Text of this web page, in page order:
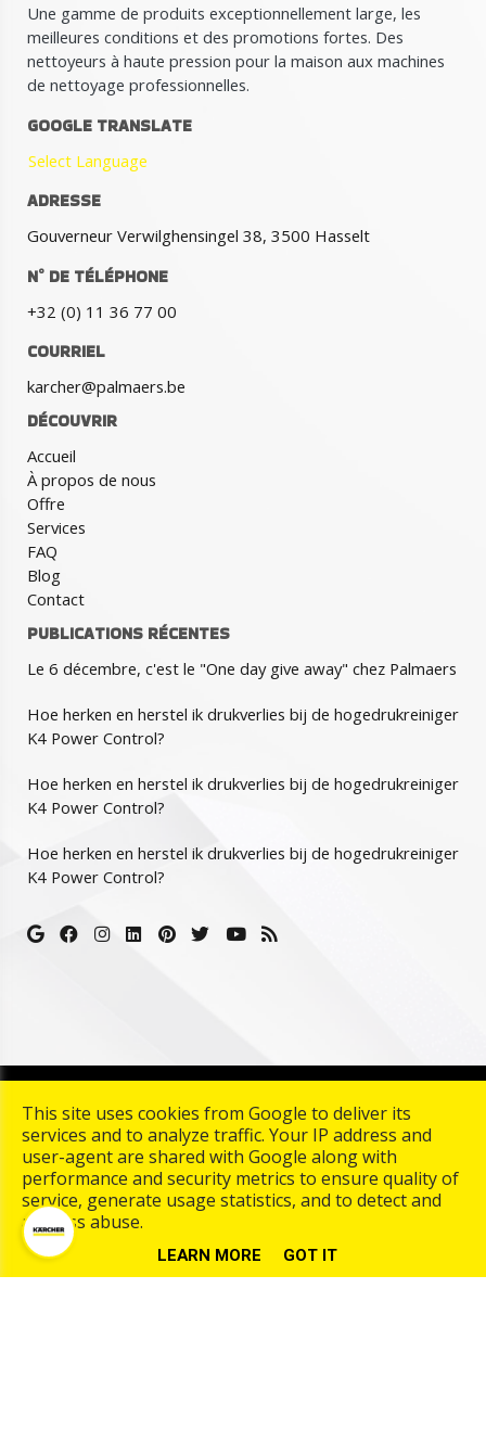
Une gamme de produits exceptionnellement large, les
meilleures conditions et des promotions fortes. Des
nettoyeurs à haute pression pour la maison aux machines
de nettoyage professionnelles.
GOOGLE TRANSLATE
Select Language
ADRESSE
Gouverneur Verwilghensingel 38, 3500 Hasselt
N° DE TÉLÉPHONE
+32 (0) 11 36 77 00
COURRIEL
karcher@palmaers.be
DÉCOUVRIR
Accueil
À propos de nous
Offre
Services
FAQ
Blog
Contact
PUBLICATIONS RÉCENTES
Le 6 décembre, c'est le "One day give away" chez Palmaers
Hoe herken en herstel ik drukverlies bij de hogedrukreiniger
K4 Power Control?
Hoe herken en herstel ik drukverlies bij de hogedrukreiniger
K4 Power Control?
Hoe herken en herstel ik drukverlies bij de hogedrukreiniger
K4 Power Control?
reserved. |Termes et conditions|Privacy & Cookies
TO-DATE WebDesign
This site uses cookies from Google to deliver its
services and to analyze traffic. Your IP address and
user-agent are shared with Google along with
performance and security metrics to ensure quality of
service, generate usage statistics, and to detect and
address abuse.
LEARN MORE GOT IT